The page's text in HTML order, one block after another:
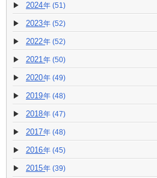
2024 (51)
2023 (52)
2022 (52)
2021 (50)
2020 (49)
2019 (48)
2018 (47)
2017 (48)
2016 (45)
2015 (39)